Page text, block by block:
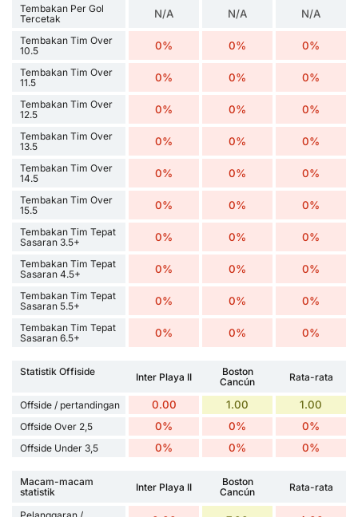
Tembakan Per Gol
Tercetak
N/A N/A N/A
Tembakan Tim Over
10.5
0% 0% 0%
Tembakan Tim Over
11.5
0% 0% 0%
Tembakan Tim Over
12.5
0% 0% 0%
Tembakan Tim Over
13.5
0% 0% 0%
Tembakan Tim Over
14.5
0% 0% 0%
Tembakan Tim Over
15.5
0% 0% 0%
Tembakan Tim Tepat
Sasaran 3.5+
0% 0% 0%
Tembakan Tim Tepat
Sasaran 4.5+
0% 0% 0%
Tembakan Tim Tepat
Sasaran 5.5+
0% 0% 0%
Tembakan Tim Tepat
Sasaran 6.5+
0% 0% 0%
Statistik Offiside Inter Playa II
Boston
Cancún
Rata-rata
Offside / pertandingan 0.00 1.00 1.00
Offside Over 2,5 0% 0% 0%
Offside Under 3,5 0% 0% 0%
Macam-macam
statistik
Inter Playa II
Boston
Cancún
Rata-rata